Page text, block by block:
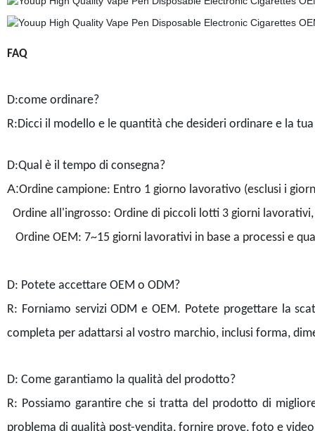
FAQ
D:come ordinare?
R:Dicci il modello e le quantità che desideri ordinare e la
D:Qual è il tempo di consegna?
A:Ordine campione: Entro 1 giorno lavorativo (esclusi i
Ordine all'ingrosso: Ordine di piccoli lotti 3 giorni
Ordine OEM: 7~15 giorni lavorativi in base a processi e
D: Potete accettare OEM o ODM?
R: Forniamo servizi ODM e OEM. Potete progettare la
completa per adattarsi al vostro marchio, inclusi forma,
D: Come garantiamo la qualità del prodotto?
R: Possiamo garantire che si tratta del prodotto di
problema di qualità post-vendita, fornire prove, foto e